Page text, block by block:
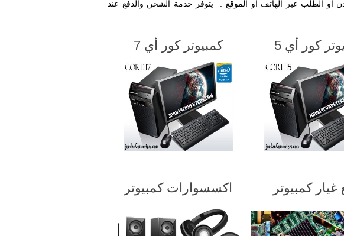
الطلب عبر الهاتف او الموقع . يتوفر خدمة الشحن والدفع عند
كور أي 5 كمبيوتر كور أي 7
كمبيوتر اكسسوارات كمبيوتر